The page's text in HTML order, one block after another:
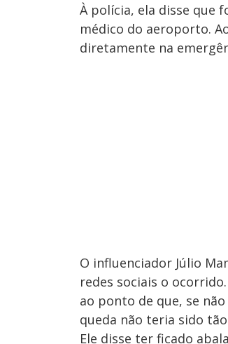
À polícia, ela disse que
médico do aeroporto.
diretamente na
O influenciador Júlio
redes sociais o
ao ponto de que, se
queda não teria sido
Ele disse ter ficado